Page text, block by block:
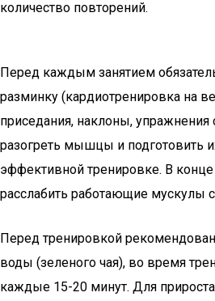
количество повторений.
Перед каждым занятием
разминку (кардиотренировка на
приседания, наклоны, упражнения
разогреть мышцы и подготовить
эффективной тренировке. В
расслабить работающие мускулы
Перед тренировкой
воды (зеленого чая), во время
каждые 15-20 минут. Для